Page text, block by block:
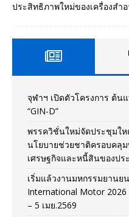
ประสิทธิภาพใหม่ของเครื่องสำ
จุฬาฯ เปิดตัวโครงการ ต้
“GIN-D”
พรรควิชั่นใหม่จัดประชุมใ
นโยบายช่วยชาติครอบคลุ
เศรษฐกิจและหนี้สินของปร
เริ่มแล้วงานมหกรรมยานย
International Motor
– 5 เมย.2569